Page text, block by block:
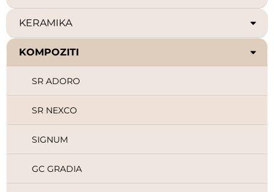
KERAMIKA
KOMPOZITI
SR ADORO
SR NEXCO
SIGNUM
GC GRADIA